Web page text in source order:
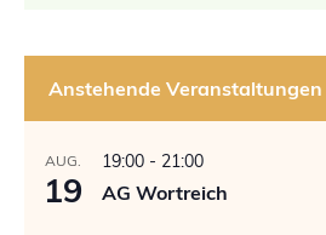
Anstehende Veranstaltungen
AUG.
19
19:00 - 21:00
AG Wortreich